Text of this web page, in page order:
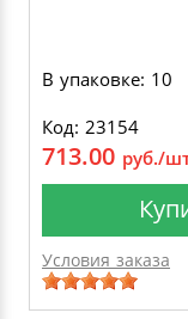
В упаковке: 10
Код: 23154
713.00 руб./
Условия заказа